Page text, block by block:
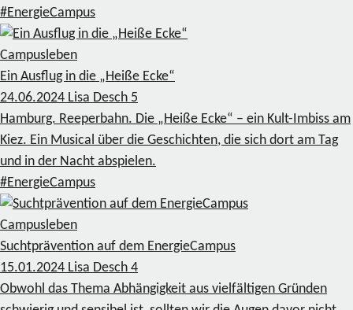
#EnergieCampus
Campusleben
Ein Ausflug in die „Heiße Ecke“
24.06.2024 Lisa Desch 5
Hamburg. Reeperbahn. Die „Heiße Ecke“ – ein Kult-Imbiss am
Kiez. Ein Musical über die Geschichten, die sich dort am Tag
und in der Nacht abspielen.
#EnergieCampus
Campusleben
Suchtprävention auf dem EnergieCampus
15.01.2024 Lisa Desch 4
Obwohl das Thema Abhängigkeit aus vielfältigen Gründen